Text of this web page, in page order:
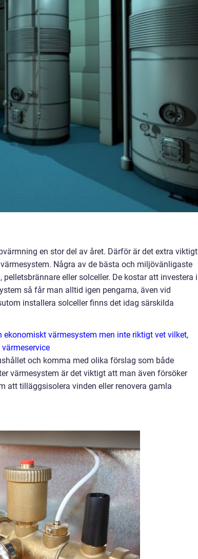
en stor del av året. Därför är det extra viktigt
Några av de bästa och miljövänligaste
eller solceller. De kostar att investera i
så får man alltid igen pengarna, även vid
installera solceller finns det idag särskilda
värmesystem men inte riktigt vet vilket,
och komma med olika förslag som både
värmesystem är det viktigt att man även försöker
att tilläggsisolera vinden eller renovera gamla